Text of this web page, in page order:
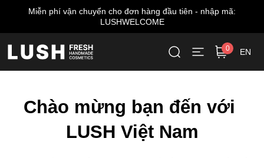
Miễn phí vận chuyển cho đơn hàng đầu tiên - nhập mã:
LUSHWELCOME
0 EN
Chào mừng bạn đến với
LUSH Việt Nam